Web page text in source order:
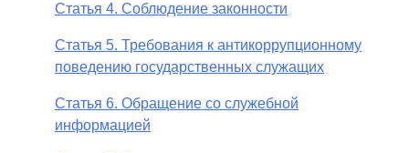
Статья 4. Соблюдение законности
Статья 5. Требования к антикоррупционному
поведению государственных служащих
Статья 6. Обращение со служебной
информацией